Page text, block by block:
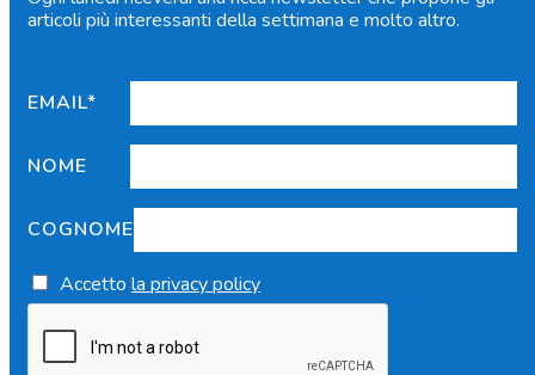
articoli più interessanti della settimana e molto altro.
EMAIL*
NOME
COGNOME
Accetto la privacy policy